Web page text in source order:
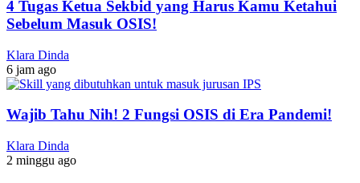
4 Tugas Ketua Sekbid yang Harus Kamu Ketahui
Sebelum Masuk OSIS!
Klara Dinda
6 jam ago
Wajib Tahu Nih! 2 Fungsi OSIS di Era Pandemi!
Klara Dinda
2 minggu ago